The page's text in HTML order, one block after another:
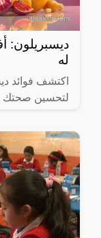
ديسبريلون:
له
اكتشف فوائد
لتحسين صحتك